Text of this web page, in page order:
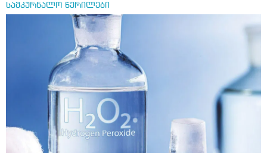
სამკურნალო წერილები